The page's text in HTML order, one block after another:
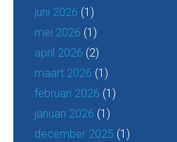
juni 2026 (1)
mei 2026 (1)
april 2026 (2)
maart 2026 (1)
februari 2026 (1)
januari 2026 (1)
december 2025 (1)